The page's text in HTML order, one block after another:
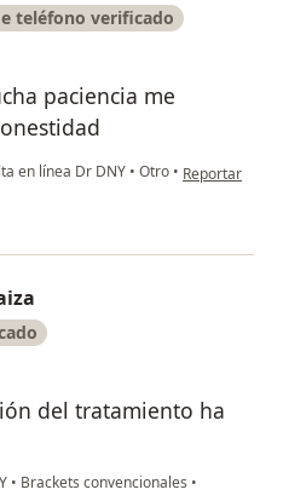
teléfono verificado
paciencia me
en línea Dr DNY • Otro • en opinión del
Reportar
del tratamiento ha
• Brackets convencionales •